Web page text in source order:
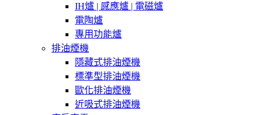
IH爐 | 感應爐 | 電磁爐
電陶爐
專用功能爐
排油煙機
隱藏式排油煙機
標準型排油煙機
歐化排油煙機
近吸式排油煙機